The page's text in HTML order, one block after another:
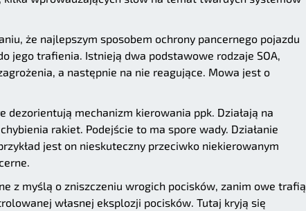
że najlepszym sposobem ochrony pancernego pojazdu
jego trafienia. Istnieją dwa podstawowe rodzaje SOA,
a następnie na nie reagujące. Mowa jest o
dezorientują mechanizm kierowania ppk. Działają na
rakiet. Podejście to ma spore wady. Działanie
jest on nieskuteczny przeciwko niekierowanym
z myślą o zniszczeniu wrogich pocisków, zanim owe trafią
własnej eksplozji pocisków. Tutaj kryją się